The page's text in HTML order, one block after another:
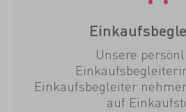
Unsere
Einkaufsbegleiter
auf